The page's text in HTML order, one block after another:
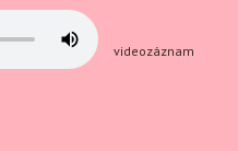
videozáznam